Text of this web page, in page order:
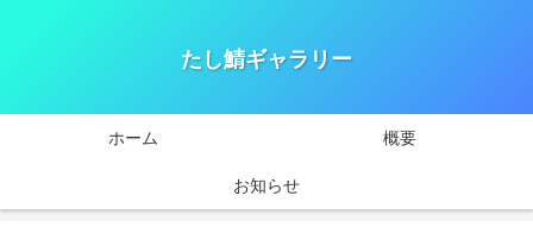
たし鯖ギャラリー
ホーム 概要
お知らせ